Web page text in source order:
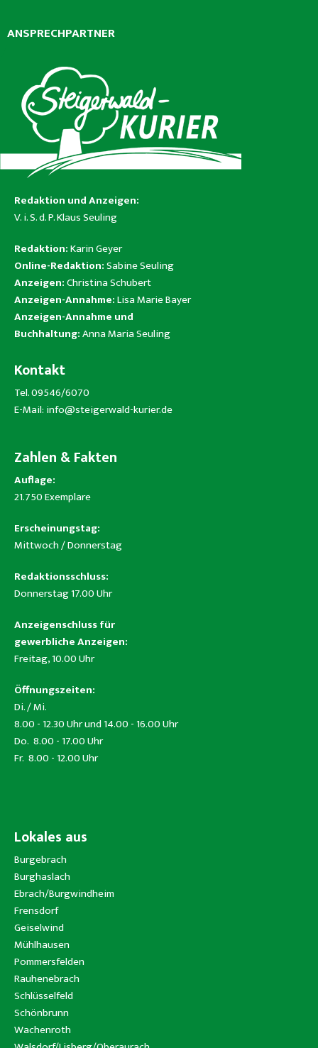
ANSPRECHPARTNER
Redaktion und Anzeigen:
V. i. S. d. P. Klaus Seuling
Redaktion:Karin Geyer
Online-Redaktion:Sabine Seuling
Anzeigen:Christina Schubert
Anzeigen-Annahme:Lisa Marie Bayer
Anzeigen-Annahme und
Buchhaltung:Anna Maria Seuling
Kontakt
Tel. 09546/6070
E-Mail: info@steigerwald-kurier.de
Zahlen & Fakten
Auflage:
21.750 Exemplare
Erscheinungstag:
Mittwoch / Donnerstag
Redaktionsschluss:
Donnerstag 17.00 Uhr
Anzeigenschluss für
gewerbliche Anzeigen:
Freitag, 10.00 Uhr
Öffnungszeiten:
Di. / Mi.
8.00 - 12.30 Uhr und 14.00 - 16.00 Uhr
Do. 8.00 - 17.00 Uhr
Fr. 8.00 - 12.00 Uhr
Lokales aus
Burgebrach
Burghaslach
Ebrach/Burgwindheim
Frensdorf
Geiselwind
Mühlhausen
Pommersfelden
Rauhenebrach
Schlüsselfeld
Schönbrunn
Wachenroth